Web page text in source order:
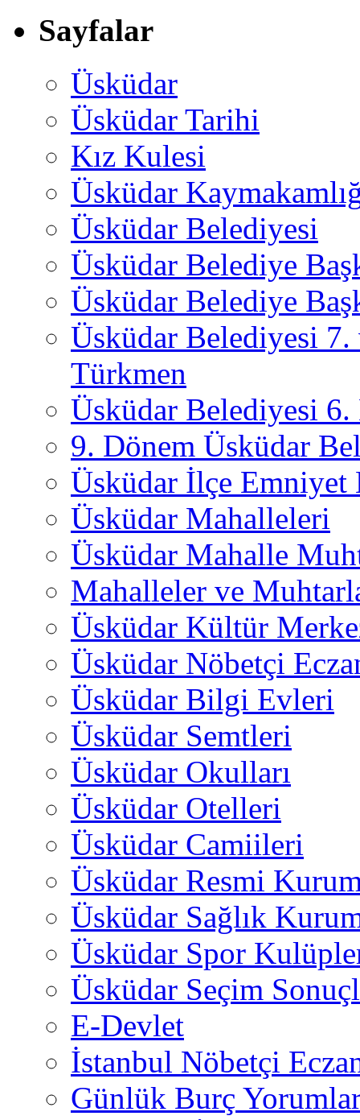
Sayfalar
Üsküdar
Üsküdar Tarihi
Kız Kulesi
Üsküdar
Üsküdar Belediyesi
Üsküdar Belediye
Üsküdar Belediye
Üsküdar Belediyesi
Türkmen
Üsküdar Belediyesi 6.
9. Dönem Üsküdar
Üsküdar İlçe
Üsküdar Mahalleleri
Üsküdar Mahalle
Mahalleler ve
Üsküdar Kültür
Üsküdar Nöbetçi
Üsküdar Bilgi Evleri
Üsküdar Semtleri
Üsküdar Okulları
Üsküdar Otelleri
Üsküdar Camiileri
Üsküdar Resmi
Üsküdar Sağlık
Üsküdar Spor
Üsküdar Seçim
E-Devlet
İstanbul Nöbetçi
Günlük Burç